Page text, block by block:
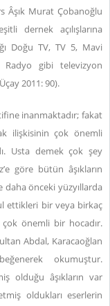
Âşık Murat Çobanoğlu
dernek açılışlarına
Doğu TV, TV 5, Mavi
Radyo gibi televizyon
2011: 90).
inanmaktadır; fakat
ilişkisinin çok önemli
Usta demek çok şey
göre bütün âşıkların
daha önceki yüzyıllarda
ettikleri bir veya birkaç
önemli bir hocadır.
Abdal, Karacaoğlan
okumuştur.
olduğu âşıkların var
oldukları eserlerin